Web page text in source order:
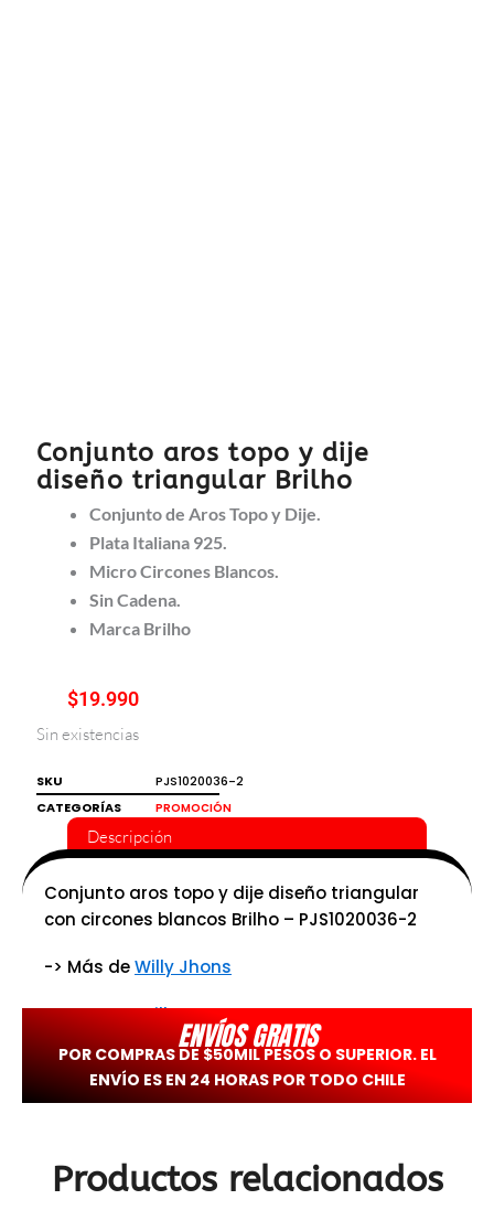
Conjunto aros topo y dije
diseño triangular Brilho
Conjunto de Aros Topo y Dije.
Plata Italiana 925.
Micro Circones Blancos.
Sin Cadena.
Marca Brilho
$19.990
Sin existencias
SKU
PJS1020036-2
CATEGORÍAS
PROMOCIÓN
Descripción
Conjunto aros topo y dije diseño triangular
con circones blancos Brilho – PJS1020036-2
-> Más deWilly Jhons
-> ConoceBrilho
ENVÍOS GRATIS
POR COMPRAS DE $50MIL PESOS O SUPERIOR. EL
ENVÍO ES EN 24 HORAS POR TODO CHILE
Productos relacionados